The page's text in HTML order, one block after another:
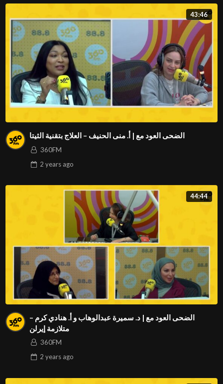
43:46
الضحى العود مع | أ. منى الحنيف – العلاج بتقنية الثيتا
360FM
2 yearsago
44:44
الضحى العود مع | د. سميرة عبدالوهاب و أ. هنادي كرم –
متلازمة إيرلن
360FM
2 yearsago